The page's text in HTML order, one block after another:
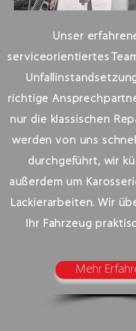
Unser
serviceorientiertes
richtige
nur die klassischen
werden von uns
durchgeführt, wir
außerdem um
Lackierarbeiten. Wir
Ihr Fahrzeug
Mehr